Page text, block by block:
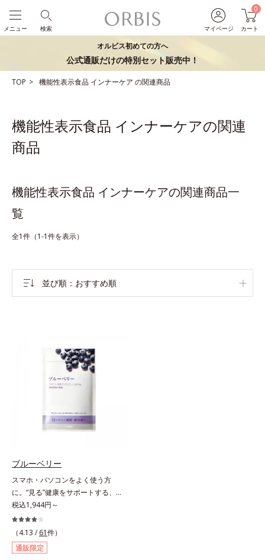
マイページ
0
カート
検索
メニュー
オルビス初めての方へ
公式通販だけの特別セット販売中！
TOP 機能性表示食品 インナーケア の関連商品
機能性表示食品 インナーケアの関連
商品
機能性表示食品 インナーケアの関連商品一
覧
全1件（1-1件を表示）
並び順 おすすめ順
ブルーベリー
スマホ・パソコンをよく使う方
に。“見る”健康をサポートする、機
能性表示食品。見る健康を保ちたい
方へ。ブルーベリーの約2.5倍のア
ントシアニン量を誇る、北欧産ビル
ベリーを高配合した機能性表示食品
です。ビルベリー由来のアントシア
税込1,944円～
（4.13 / 61件）
通販限定